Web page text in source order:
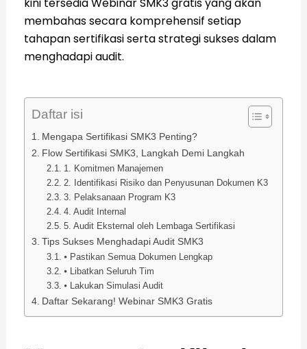
kini tersedia Webinar SMK3 gratis yang akan
membahas secara komprehensif setiap
tahapan sertifikasi serta strategi sukses dalam
menghadapi audit.
Daftar isi
Mengapa Sertifikasi SMK3 Penting?
Flow Sertifikasi SMK3, Langkah Demi Langkah
1. Komitmen Manajemen
2. Identifikasi Risiko dan Penyusunan Dokumen K3
3. Pelaksanaan Program K3
4. Audit Internal
5. Audit Eksternal oleh Lembaga Sertifikasi
Tips Sukses Menghadapi Audit SMK3
⦁ Pastikan Semua Dokumen Lengkap
⦁ Libatkan Seluruh Tim
⦁ Lakukan Simulasi Audit
Daftar Sekarang! Webinar SMK3 Gratis